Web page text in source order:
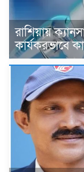
রাশিয়ায়
কার্যকরভাবে